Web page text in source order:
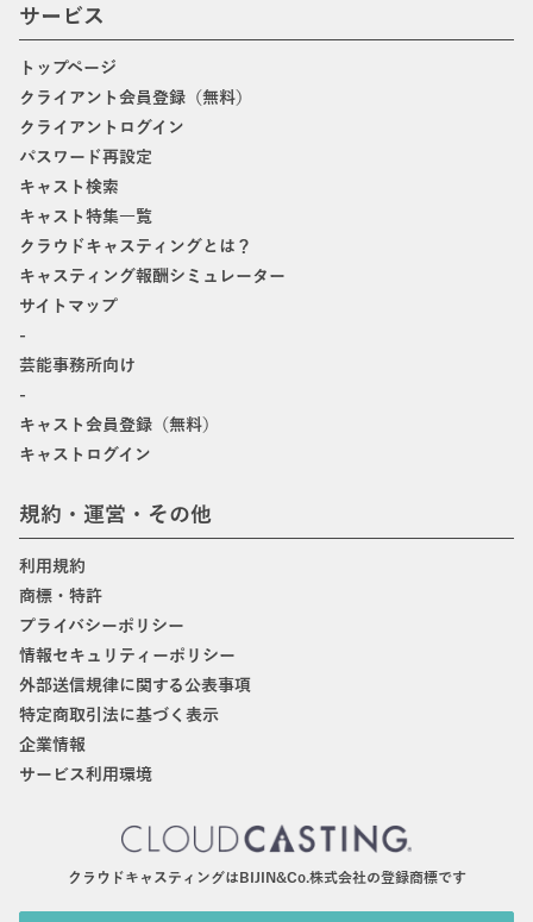
サービス
トップページ
クライアント会員登録（無料）
クライアントログイン
パスワード再設定
キャスト検索
キャスト特集一覧
クラウドキャスティングとは？
キャスティング報酬シミュレーター
サイトマップ
-
芸能事務所向け
-
キャスト会員登録（無料）
キャストログイン
規約・運営・その他
利用規約
商標・特許
プライバシーポリシー
情報セキュリティーポリシー
外部送信規律に関する公表事項
特定商取引法に基づく表示
企業情報
サービス利用環境
クラウドキャスティングはBIJIN&Co.株式会社の登録商標です